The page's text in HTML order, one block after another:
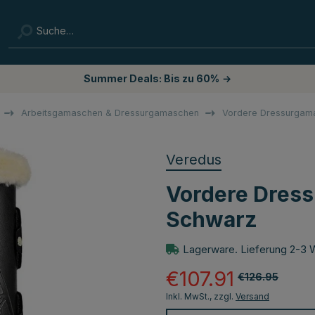
Summer Deals: Bis zu 60% →
Arbeitsgamaschen & Dressurgamaschen Vordere
Veredus
Vordere
Schwarz
Lagerware. Lieferung 2-3
€126.95
€107.91
Inkl. MwSt., zzgl. Versand